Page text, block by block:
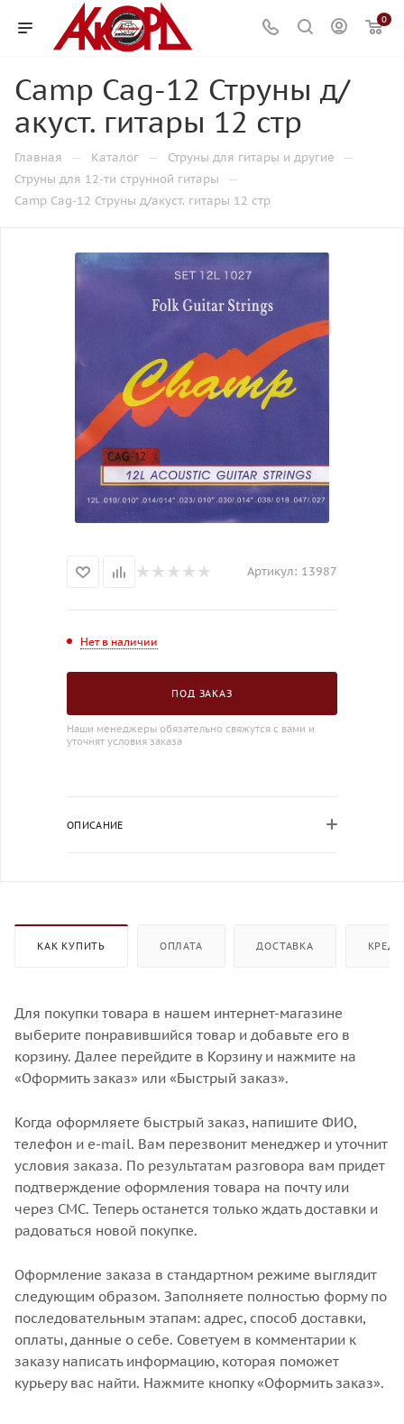
0
Camp Cag-12 Струны д/
акуст. гитары 12 стр
Главная — Каталог — Струны для гитары и другие —
Струны для 12-ти струнной гитары —
Camp Cag-12 Струны д/акуст. гитары 12 стр
Артикул: 13987
Нет в наличии
ПОД ЗАКАЗ
Наши менеджеры обязательно свяжутся с вами и
уточнят условия заказа
ОПИСАНИЕ
КАК КУПИТЬ ОПЛАТА ДОСТАВКА
Для покупки товара в нашем интернет-магазине
выберите понравившийся товар и добавьте его в
корзину. Далее перейдите в Корзину и нажмите на
«Оформить заказ» или «Быстрый заказ».
Когда оформляете быстрый заказ, напишите ФИО,
телефон и e-mail. Вам перезвонит менеджер и уточнит
условия заказа. По результатам разговора вам придет
подтверждение оформления товара на почту или
через СМС. Теперь останется только ждать доставки и
радоваться новой покупке.
Оформление заказа в стандартном режиме выглядит
следующим образом. Заполняете полностью форму по
последовательным этапам: адрес, способ доставки,
оплаты, данные о себе. Советуем в комментарии к
заказу написать информацию, которая поможет
курьеру вас найти. Нажмите кнопку «Оформить заказ».